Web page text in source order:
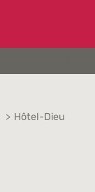
Hôtel-Dieu